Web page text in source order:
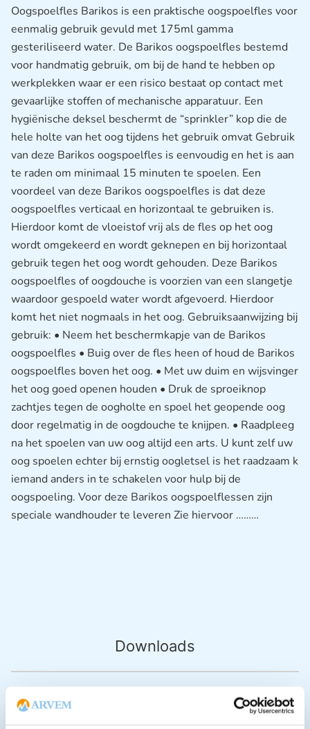
Downloads
Oogspoelfles Barikos is een praktische oogspoelfles voor
eenmalig gebruik gevuld met 175ml gamma
gesteriliseerd water. De Barikos oogspoelfles bestemd
voor handmatig gebruik, om bij de hand te hebben op
werkplekken waar er een risico bestaat op contact met
gevaarlijke stoffen of mechanische apparatuur. Een
hygiënische deksel beschermt de “sprinkler” kop die de
hele holte van het oog tijdens het gebruik omvat Gebruik
van deze Barikos oogspoelfles is eenvoudig en het is aan
te raden om minimaal 15 minuten te spoelen. Een
voordeel van deze Barikos oogspoelfles is dat deze
oogspoelfles verticaal en horizontaal te gebruiken is.
Hierdoor komt de vloeistof vrij als de fles op het oog
wordt omgekeerd en wordt geknepen en bij horizontaal
gebruik tegen het oog wordt gehouden. Deze Barikos
oogspoelfles of oogdouche is voorzien van een slangetje
waardoor gespoeld water wordt afgevoerd. Hierdoor
komt het niet nogmaals in het oog. Gebruiksaanwijzing bij
gebruik: • Neem het beschermkapje van de Barikos
oogspoelfles • Buig over de fles heen of houd de Barikos
oogspoelfles boven het oog. • Met uw duim en wijsvinger
het oog goed openen houden • Druk de sproeiknop
zachtjes tegen de oogholte en spoel het geopende oog
door regelmatig in de oogdouche te knijpen. • Raadpleeg
na het spoelen van uw oog altijd een arts. U kunt zelf uw
oog spoelen echter bij ernstig oogletsel is het raadzaam k
iemand anders in te schakelen voor hulp bij de
oogspoeling. Voor deze Barikos oogspoelflessen zijn
speciale wandhouder te leveren Zie hiervoor ………
Andere producten in deze